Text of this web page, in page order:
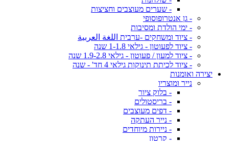
- שערים מעוצבים וחציצות
- גן אנטרופוסופי
- ימי הולדת ומסיבות
- ציוד ומשחקים -ערבית اللغة العربية
- ציוד לפעוטון - גילאי 1-1.8 שנה
- ציוד למעון / פעוטון - גילאי 1.9-2.8 שנה
- ציוד לכיתת תינוקות גילאי 4 חד' - שנה
יצירה ואומנות
נייר ומוצריו
- בלוק ציור
- בריסטולים
- דפים מעוצבים
- נייר העתקה
- ניירות מיוחדים
- קרטון